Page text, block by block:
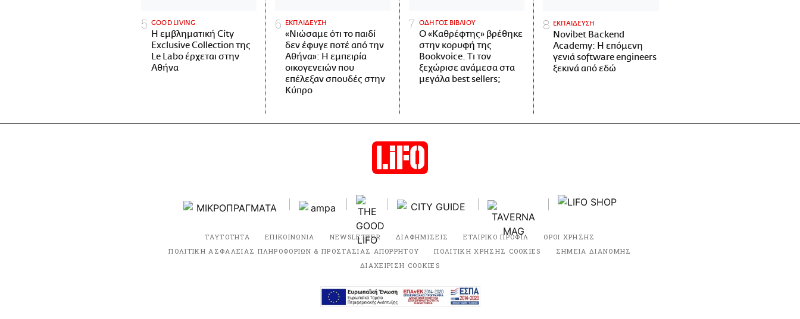
GOOD LIVING
Η εμβληματική City
Exclusive Collection της
Le Labo έρχεται στην
Αθήνα
ΕΚΠΑΙΔΕΥΣΗ
«Νιώσαμε ότι το παιδί
δεν έφυγε ποτέ από την
Αθήνα»: Η εμπειρία
οικογενειών που
επέλεξαν σπουδές στην
Κύπρο
ΟΔΗΓΟΣ ΒΙΒΛΙΟΥ
Ο «Καθρέφτης» βρέθηκε
στην κορυφή της
Bookvoice. Τι τον
ξεχώρισε ανάμεσα στα
μεγάλα best sellers;
ΕΚΠΑΙΔΕΥΣΗ
Novibet Backend
Academy: Η επόμενη
γενιά software engineers
ξεκινά από εδώ
ΤΑΥΤΟΤΗΤΑ ΕΠΙΚΟΙΝΩΝΙΑ NEWSLETTER ΔΙΑΦΗΜΙΣΕΙΣ ΕΤΑΙΡΙΚΟ ΠΡΟΦΙΛ
ΟΡΟΙ ΧΡΗΣΗΣ
ΠΟΛΙΤΙΚΗ ΑΣΦΑΛΕΙΑΣ ΠΛΗΡΟΦΟΡΙΩΝ & ΠΡΟΣΤΑΣΙΑΣ ΑΠΟΡΡΗΤΟΥ
ΠΟΛΙΤΙΚΗ ΧΡΗΣΗΣ COOKIES
ΣΗΜΕΙΑ ΔΙΑΝΟΜΗΣ
ΔΙΑΧΕΙΡΙΣΗ COOKIES